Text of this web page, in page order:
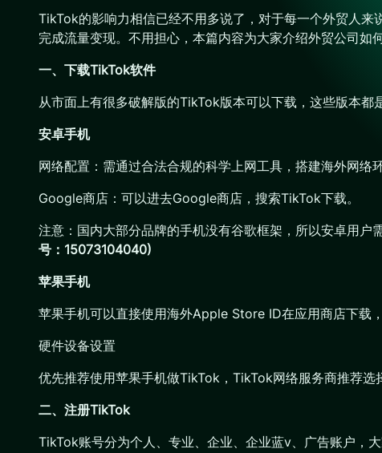
TikTok的影响力相信已经不用多说了，对于每一个外贸人
完成流量变现。不用担心，本篇内容为大家介绍外贸公司如
一、下载TikTok软件
从市面上有很多破解版的TikTok版本可以下载，这些版本都
安卓手机
网络配置：需通过合法合规的科学上网工具，搭建海外网络
Google商店：可以进去Google商店，搜索TikTok下载。
注意：国内大部分品牌的手机没有谷歌框架，所以安卓用
号：15073104040)
苹果手机
苹果手机可以直接使用海外Apple Store ID在应用商店下载，
硬件设备设置
优先推荐使用苹果手机做TikTok，TikTok网络服务商推荐
二、注册TikTok
TikTok账号分为个人、专业、企业、企业蓝v、广告账户，